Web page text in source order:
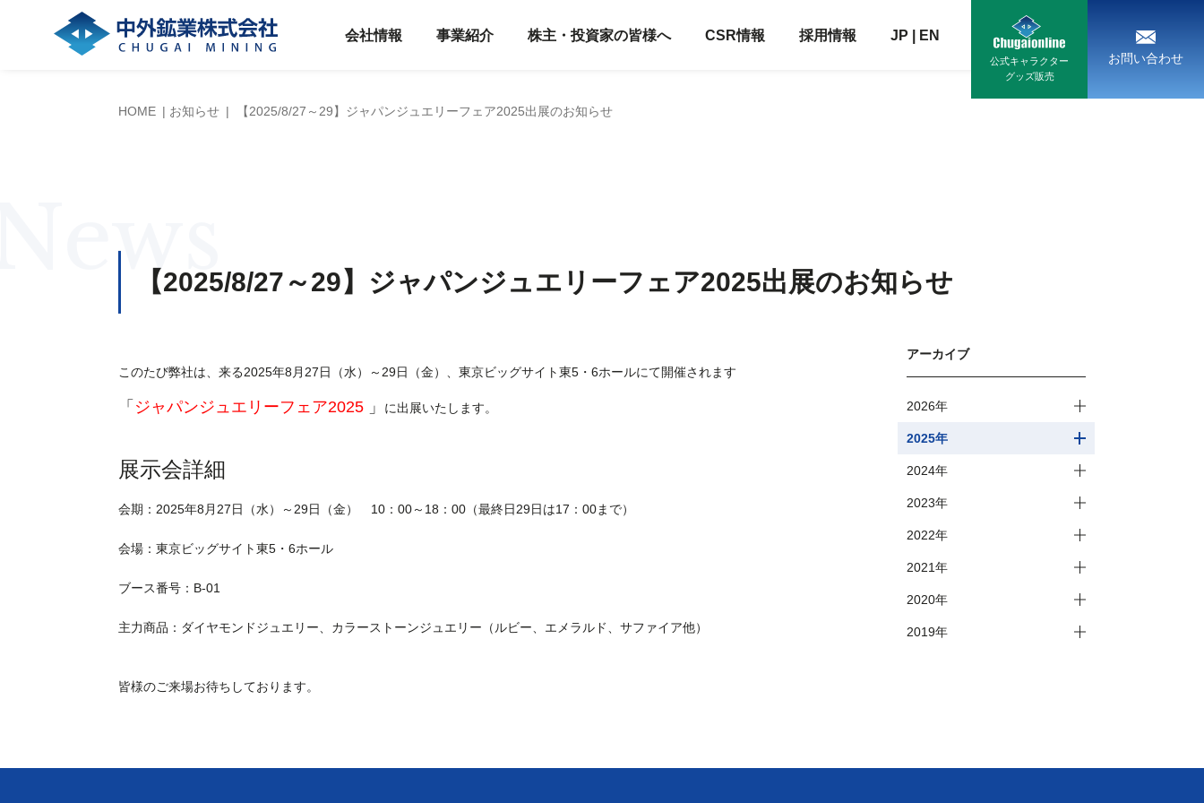
会社情報 事業紹介 株主・投資家の皆様へ CSR情報 採用情報 JP EN
公式キャラクター
グッズ販売
お問い合わせ
HOME お知らせ 【2025/8/27～29】ジャパンジュエリーフェア2025出展のお知らせ
【2025/8/27～29】ジャパンジュエリーフェア2025出展のお知らせ
このたび弊社は、来る2025年8月27日（水）～29日（金）、東京ビッグサイト東5・6ホールにて開催されます
「 ジャパンジュエリーフェア2025 」 に出展いたします。
展示会詳細
会期：2025年8月27日（水）～29日（金） 10：00～18：00（最終日29日は17：00まで）
会場：東京ビッグサイト東5・6ホール
ブース番号：B-01
主力商品：ダイヤモンドジュエリー、カラーストーンジュエリー（ルビー、エメラルド、サファイア他）
皆様のご来場お待ちしております。
アーカイブ
2026年
2025年
2024年
2023年
2022年
2021年
2020年
2019年